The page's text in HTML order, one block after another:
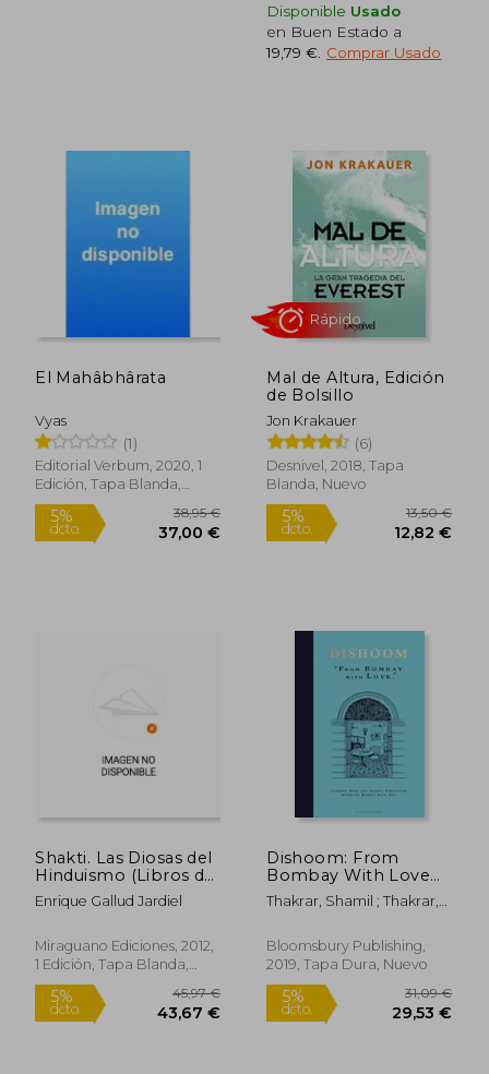
5% 5%
dcto.
Rápido
Disponible Usado
en Buen Estado a
19,79 € Comprar Usado
El Mahâbhârata
Vyas
(1)
Editorial Verbum, 2020, 1
Edición, Tapa Blanda,
Nuevo
dcto.
38,95 €
37,00 €
Mal de Altura, Edición
de Bolsillo
Jon Krakauer
(6)
Desnivel, 2018, Tapa
Blanda, Nuevo
5%
dcto.
Rápido
Shakti. Las Diosas del
Hinduismo (Libros de
los Malos Tiempos.
Serie Mayor)
Enrique Gallud Jardiel
Miraguano Ediciones, 2012,
1 Edición, Tapa Blanda,
Nuevo
Dishoom: From
Bombay With Love
(en Inglés)
Thakrar, Shamil ; Thakrar,
Bloomsbury Publishing,
2019, Tapa Dura, Nuevo